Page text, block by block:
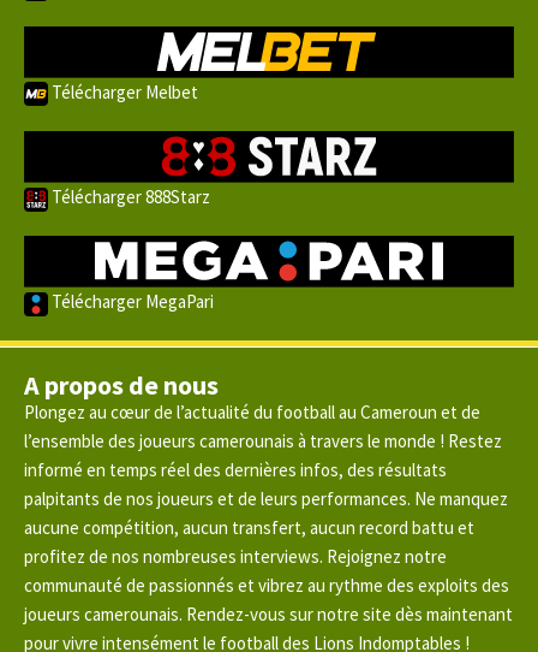
Télécharger Melbet
Télécharger 888Starz
Télécharger MegaPari
A propos de nous
Plongez au cœur de l’actualité du football au Cameroun et de
l’ensemble des joueurs camerounais à travers le monde ! Restez
informé en temps réel des dernières infos, des résultats
palpitants de nos joueurs et de leurs performances. Ne manquez
aucune compétition, aucun transfert, aucun record battu et
profitez de nos nombreuses interviews. Rejoignez notre
communauté de passionnés et vibrez au rythme des exploits des
joueurs camerounais. Rendez-vous sur notre site dès maintenant
pour vivre intensément le football des Lions Indomptables !